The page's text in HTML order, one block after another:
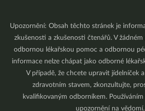
Upozornění: Obsah těchto stránek je
zkušenosti a zkušenosti čtenářů. V
odbornou lékařskou pomoc a odbornou
informace nelze chápat jako odborné
V případě, že chcete upravit jídelníček
zdravotním stavem, zkonzultujte,
kvalifikovaným odborníkem.
upozornění na vědomí.